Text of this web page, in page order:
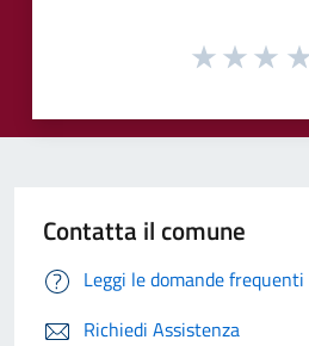
Contatta il comune
Leggi le domande frequenti
Richiedi Assistenza